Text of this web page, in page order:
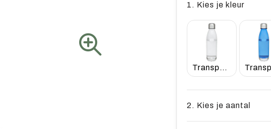
1. Kies je kleur
Transparant helder
2. Kies je aantal